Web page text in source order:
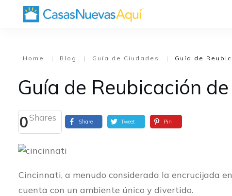
Home | Blog | Guía de Ciudades | Guía de
Guía de Reubicación
0Shares Share Tweet Pin
Cincinnati, a menudo considerada la encrucijada
cuenta con un ambiente único y divertido.